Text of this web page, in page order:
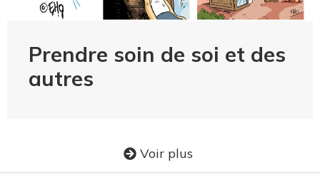
Prendre soin de soi et des
autres
Voir plus